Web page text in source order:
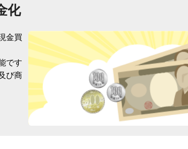
化
金買
です
び商